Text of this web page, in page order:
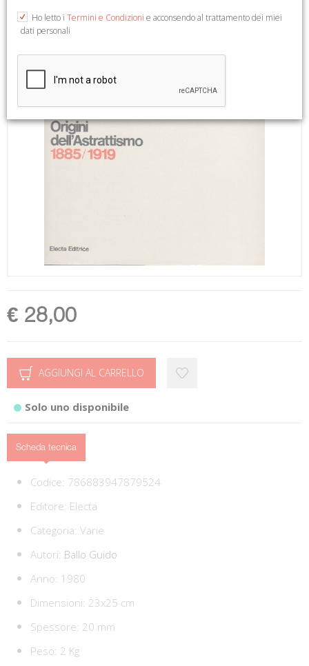
€ 28,00
AGGIUNGI AL CARRELLO
Solo uno disponibile
Scheda tecnica
Codice: 786883947879524
Editore: Electa
Categoria: Varie
Autori: Ballo Guido
Anno: 1980
Dimensioni: 23x25 cm
Spessore: 20 mm
Peso: 2 Kg
Ho letto i Termini e Condizioni e acconsendo al trattamento dei miei
dati personali